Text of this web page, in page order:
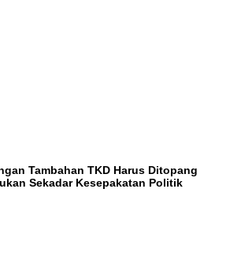
Tambahan TKD Harus Ditopang
Sekadar Kesepakatan Politik